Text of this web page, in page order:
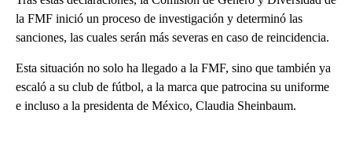
la FMF inició un proceso de investigación y determinó las
sanciones, las cuales serán más severas en caso de reincidencia.
Esta situación no solo ha llegado a la FMF, sino que también ya
escaló a su club de fútbol, a la marca que patrocina su uniforme
e incluso a la presidenta de México, Claudia Sheinbaum.